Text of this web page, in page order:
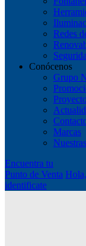
Redes
Conócenos
Grupo
Marcas
Encuentra tu
Punto de Venta Hola,
identificate